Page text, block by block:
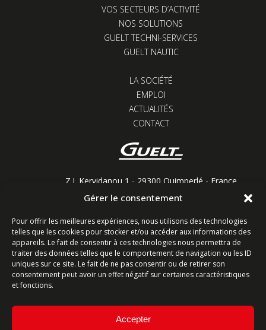
Gérer le consentement
Pour offrir les meilleures expériences, nous utilisons des technologies
telles que les cookies pour stocker et/ou accéder aux informations des
appareils. Le fait de consentir à ces technologies nous permettra de
traiter des données telles que le comportement de navigation ou les ID
uniques sur ce site. Le fait de ne pas consentir ou de retirer son
consentement peut avoir un effet négatif sur certaines caractéristiques
et fonctions.
Accepter
VOS SECTEURS D’ACTIVITÉ
NOS SOLUTIONS
GUELT TECHNI-SERVICES
GUELT NAUTIC
LA SOCIÉTÉ
EMPLOI
ACTUALITÉS
CONTACT
Z.I. Kervidanou 1 - 29300 Quimperlé - France
Restons connectés
Contactez-nous
Ligne commerciale : +33 (0)2 98 96 20 20